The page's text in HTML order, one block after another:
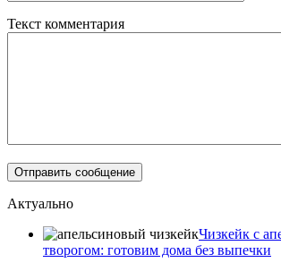
Текст комментария
Актуально
Чизкейк с
творогом: готовим дома без выпечки